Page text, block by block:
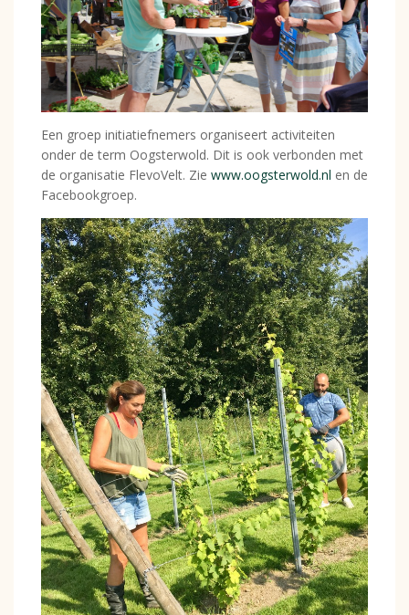
Een groep initiatiefnemers organiseert activiteiten
onder de term Oogsterwold. Dit is ook verbonden met
de organisatie FlevoVelt. Zie www.oogsterwold.nl en de
Facebookgroep.